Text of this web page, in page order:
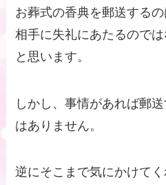
お葬式の香典を郵送するの
相手に失礼にあたるので
と思います。
しかし、事情があれば郵
はありません。
逆にそこまで気にかけてく